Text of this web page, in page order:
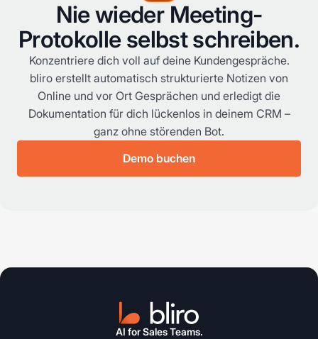
Nie wieder Meeting-
Protokolle selbst schreiben.
Konzentriere dich voll auf deine Kundengespräche.
bliro erstellt automatisch strukturierte Notizen von
Online und vor Ort Gesprächen und erledigt die
Dokumentation für dich lückenlos in deinem CRM –
ganz ohne störenden Bot.
Demo buchen
AI for Sales Teams.